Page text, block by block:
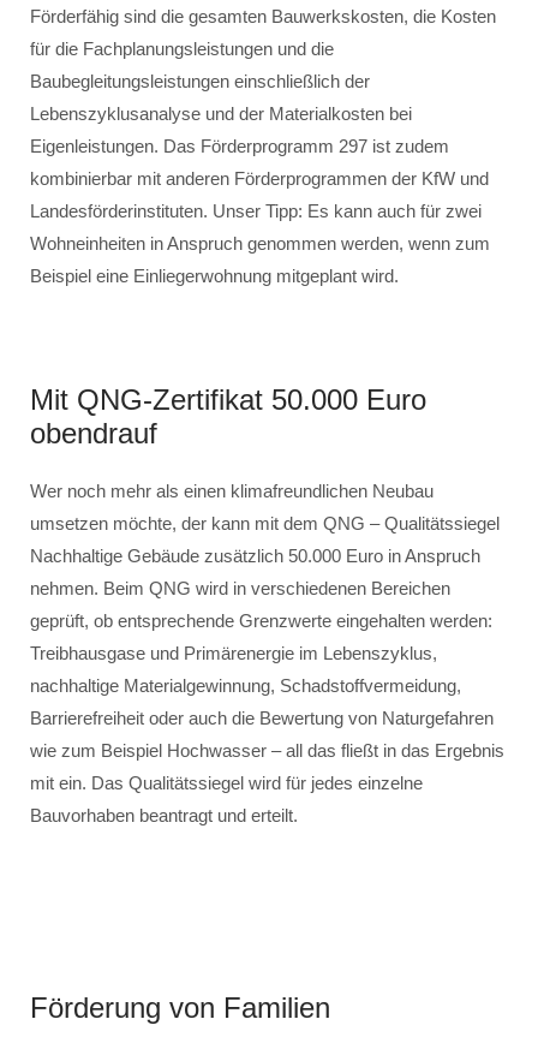
Förderfähig sind die gesamten Bauwerkskosten, die Kosten
für die Fachplanungsleistungen und die
Baubegleitungsleistungen einschließlich der
Lebenszyklusanalyse und der Materialkosten bei
Eigenleistungen. Das Förderprogramm 297 ist zudem
kombinierbar mit anderen Förderprogrammen der KfW und
Landesförderinstituten. Unser Tipp: Es kann auch für zwei
Wohneinheiten in Anspruch genommen werden, wenn zum
Beispiel eine Einliegerwohnung mitgeplant wird.
Mit QNG-Zertifikat 50.000 Euro
obendrauf
Wer noch mehr als einen klimafreundlichen Neubau
umsetzen möchte, der kann mit dem QNG – Qualitätssiegel
Nachhaltige Gebäude zusätzlich 50.000 Euro in Anspruch
nehmen. Beim QNG wird in verschiedenen Bereichen
geprüft, ob entsprechende Grenzwerte eingehalten werden:
Treibhausgase und Primärenergie im Lebenszyklus,
nachhaltige Materialgewinnung, Schadstoffvermeidung,
Barrierefreiheit oder auch die Bewertung von Naturgefahren
wie zum Beispiel Hochwasser – all das fließt in das Ergebnis
mit ein. Das Qualitätssiegel wird für jedes einzelne
Bauvorhaben beantragt und erteilt.
Förderung von Familien